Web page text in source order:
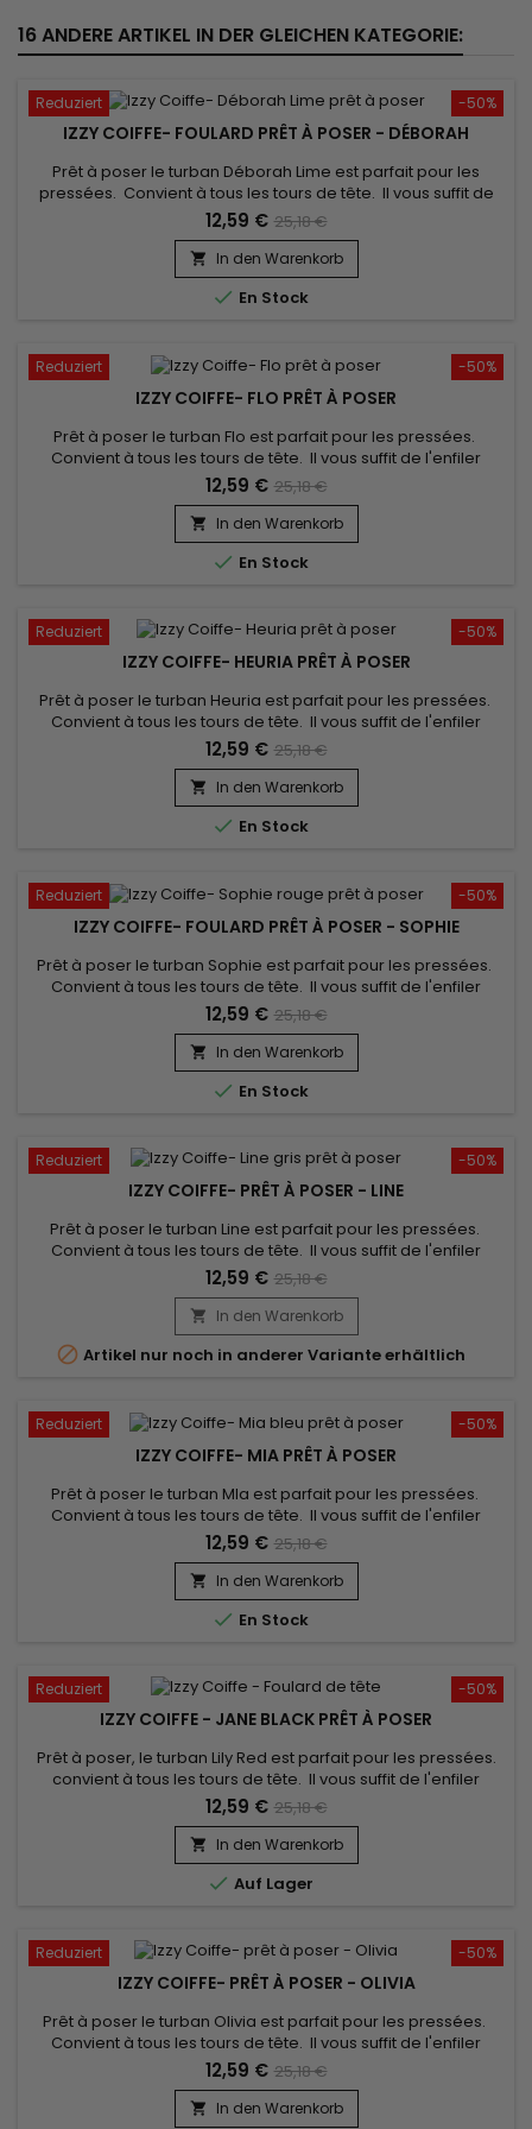
16 ANDERE ARTIKEL IN DER GLEICHEN KATEGORIE:
-50%
Reduziert
IZZY COIFFE- FOULARD PRÊT À POSER - DÉBORAH
Prêt à poser le turban Déborah Lime est parfait pour les
pressées. Convient à tous les tours de tête. Il vous suffit de
l'enfiler comme un bonnet classique pour booster votre style
! confort inégalé et un très beau rendu. Vendu avec son bijou
pour un look élégant.
12,59 € 25,18 €
 In den Warenkorb
 En Stock
-50%
Reduziert
IZZY COIFFE- FLO PRÊT À POSER
Prêt à poser le turban Flo est parfait pour les pressées.
Convient à tous les tours de tête. Il vous suffit de l'enfiler
comme un bonnet classique pour booster votre style !
confort inégalé et un très beau rendu. Vendu avec son bijou
pour un look élégant.
12,59 € 25,18 €
 In den Warenkorb
 En Stock
-50%
Reduziert
IZZY COIFFE- HEURIA PRÊT À POSER
Prêt à poser le turban Heuria est parfait pour les pressées.
Convient à tous les tours de tête. Il vous suffit de l'enfiler
comme un bonnet classique pour booster votre style !
confort inégalé et un très beau rendu. Vendu avec son bijou
pour un look élégant.
12,59 € 25,18 €
 In den Warenkorb
 En Stock
-50%
Reduziert
IZZY COIFFE- FOULARD PRÊT À POSER - SOPHIE
Prêt à poser le turban Sophie est parfait pour les pressées.
Convient à tous les tours de tête. Il vous suffit de l'enfiler
comme un bonnet classique pour booster votre style !
confort inégalé et un très beau rendu. Vendu avec son bijou
pour un look élégant.
12,59 € 25,18 €
 In den Warenkorb
 En Stock
-50%
Reduziert
IZZY COIFFE- PRÊT À POSER - LINE
Prêt à poser le turban Line est parfait pour les pressées.
Convient à tous les tours de tête. Il vous suffit de l'enfiler
comme un bonnet classique pour booster votre style !
confort inégalé et un très beau rendu. Vendu avec son bijou
pour un look élégant.
12,59 € 25,18 €
 In den Warenkorb
 Artikel nur noch in anderer Variante erhältlich
-50%
Reduziert
IZZY COIFFE- MIA PRÊT À POSER
Prêt à poser le turban MIa est parfait pour les pressées.
Convient à tous les tours de tête. Il vous suffit de l'enfiler
comme un bonnet classique pour booster votre style !
confort inégalé et un très beau rendu. Vendu avec son bijou
pour un look élégant.
12,59 € 25,18 €
 In den Warenkorb
 En Stock
-50%
Reduziert
IZZY COIFFE - JANE BLACK PRÊT À POSER
Prêt à poser, le turban Lily Red est parfait pour les pressées.
convient à tous les tours de tête. Il vous suffit de l'enfiler
comme un bonnet classique pour booster votre style !
confort inégalé et un très beau rendu. Vendu avec son bijou
pour un look élégant.
12,59 € 25,18 €
 In den Warenkorb
 Auf Lager
-50%
Reduziert
IZZY COIFFE- PRÊT À POSER - OLIVIA
Prêt à poser le turban Olivia est parfait pour les pressées.
Convient à tous les tours de tête. Il vous suffit de l'enfiler
comme un bonnet classique pour booster votre style !
confort inégalé et un très beau rendu. Vendu avec son bijou
pour un look élégant.
12,59 € 25,18 €
 In den Warenkorb